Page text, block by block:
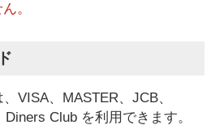
。
VISA、MASTER、JCB、
Club を利用できます。